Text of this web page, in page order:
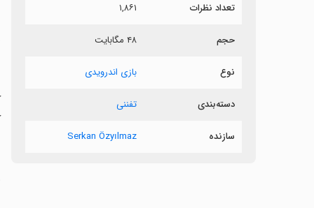
تعداد نظرات ۱,۸۶۱
حجم ۴۸ مگابایت
نوع بازی اندرویدی
دسته‌بندی تفننی
سازنده Serkan Özyılmaz